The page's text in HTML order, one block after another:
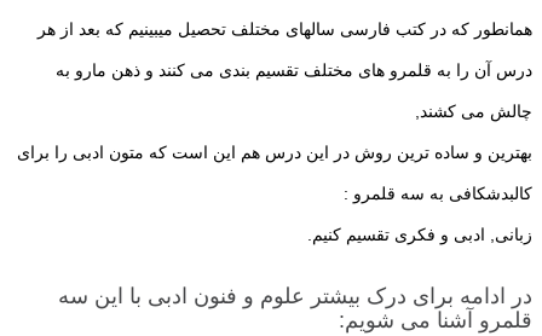
همانطور که در کتب فارسی سالهای مختلف تحصیل میبینیم که بعد از هر
درس آن را به قلمرو های مختلف تقسیم بندی می کنند و ذهن مارو به
چالش می کشند,
بهترین و ساده ترین روش در این درس هم این است که متون ادبی را برای
کالبدشکافی به سه قلمرو :
زبانی, ادبی و فکری تقسیم کنیم.
در ادامه برای درک بیشتر علوم و فنون ادبی با این سه
قلمرو آشنا می شویم: